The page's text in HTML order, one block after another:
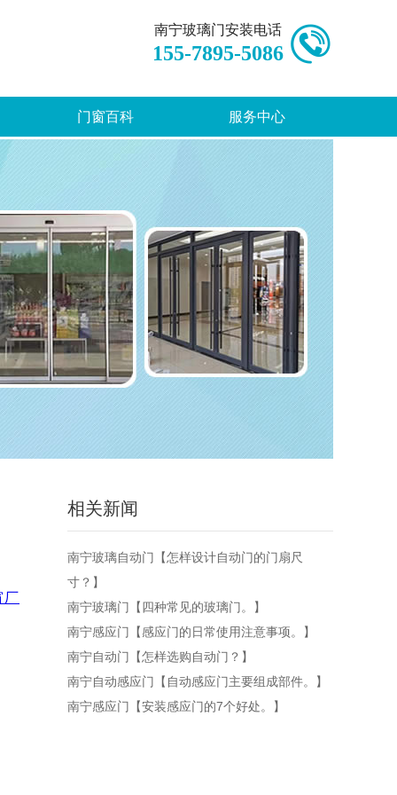
155-7895-5086
南宁玻璃门安装电话
门窗百科 服务中心
厂
相关新闻
南宁玻璃自动门【怎样设计自动门的门扇尺
寸？】
南宁玻璃门【四种常见的玻璃门。】
南宁感应门【感应门的日常使用注意事项。】
南宁自动门【怎样选购自动门？】
南宁自动感应门【自动感应门主要组成部件。】
南宁感应门【安装感应门的7个好处。】